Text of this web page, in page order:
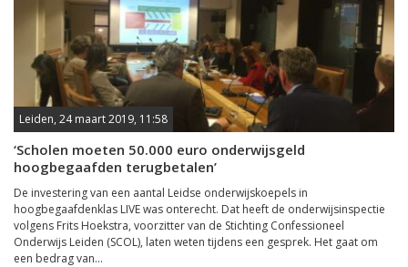
Leiden, 24 maart 2019, 11:58
‘Scholen moeten 50.000 euro onderwijsgeld
hoogbegaafden terugbetalen’
De investering van een aantal Leidse onderwijskoepels in
hoogbegaafdenklas LIVE was onterecht. Dat heeft de onderwijsinspectie
volgens Frits Hoekstra, voorzitter van de Stichting Confessioneel
Onderwijs Leiden (SCOL), laten weten tijdens een gesprek. Het gaat om
een bedrag van...